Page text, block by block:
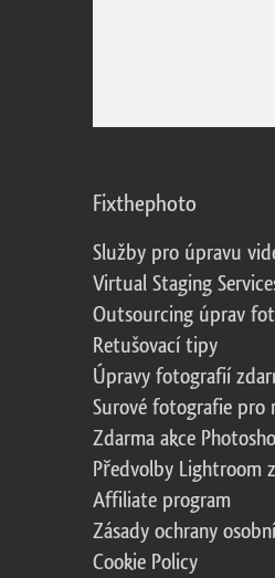
Fixthephoto
Služby pro úpravu
Virtual Staging
Outsourcing úprav
Retušovací tipy
Úpravy fotografií
Surové fotografie pro
Zdarma akce
Předvolby Lightroom
Affiliate program
Zásady ochrany
Cookie Policy